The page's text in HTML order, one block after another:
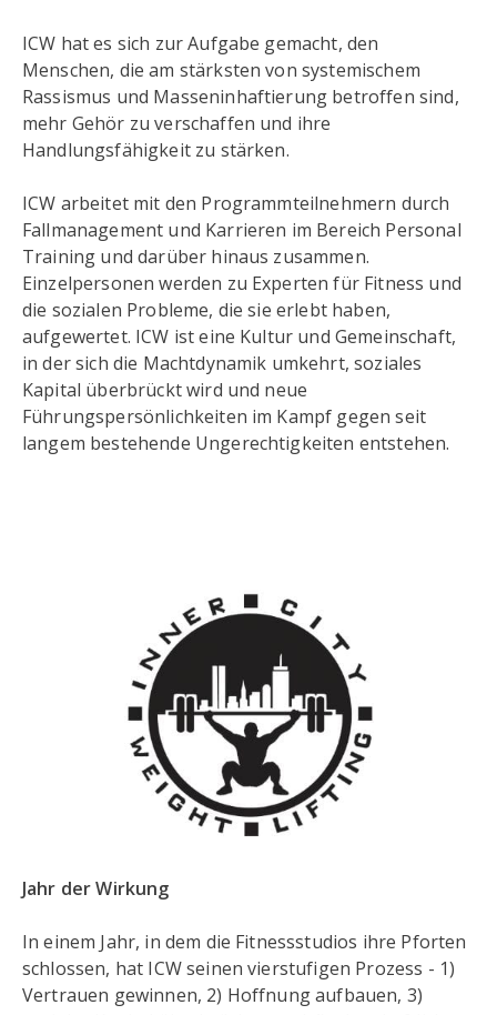
ICW hat es sich zur Aufgabe gemacht, den
Menschen, die am stärksten von systemischem
Rassismus und Masseninhaftierung betroffen sind,
mehr Gehör zu verschaffen und ihre
Handlungsfähigkeit zu stärken.
ICW arbeitet mit den Programmteilnehmern durch
Fallmanagement und Karrieren im Bereich Personal
Training und darüber hinaus zusammen.
Einzelpersonen werden zu Experten für Fitness und
die sozialen Probleme, die sie erlebt haben,
aufgewertet. ICW ist eine Kultur und Gemeinschaft,
in der sich die Machtdynamik umkehrt, soziales
Kapital überbrückt wird und neue
Führungspersönlichkeiten im Kampf gegen seit
langem bestehende Ungerechtigkeiten entstehen.
Jahr der Wirkung
In einem Jahr, in dem die Fitnessstudios ihre Pforten
schlossen, hat ICW seinen vierstufigen Prozess - 1)
Vertrauen gewinnen, 2) Hoffnung aufbauen, 3)